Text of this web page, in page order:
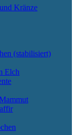
Kränze
(stabilisiert)
Elch